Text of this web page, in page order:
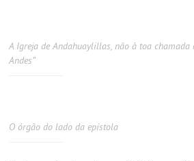
A Igreja de Andahuaylillas, não à toa chamada
Andes”
O órgão do lado da epístola